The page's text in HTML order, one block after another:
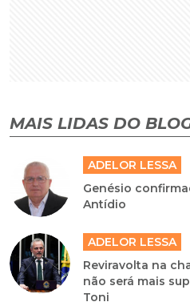
MAIS LIDAS DO
ADELOR LESSA
Genésio
Antídio
ADELOR LESSA
Reviravolta na
não será mais
Toni